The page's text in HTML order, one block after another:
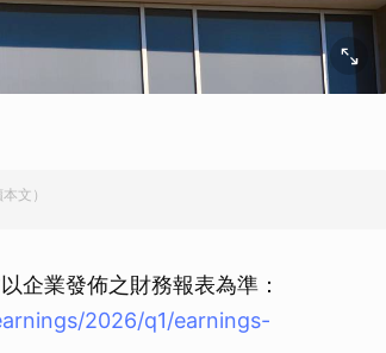
文）
企業發佈之財務報表為準：
2026/q1/earnings-